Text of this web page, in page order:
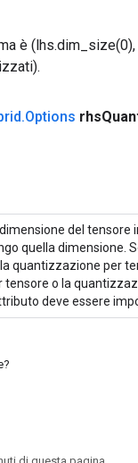
è
.Options rhs
del
quella dimensione.
quantizzazione per
o la
deve essere